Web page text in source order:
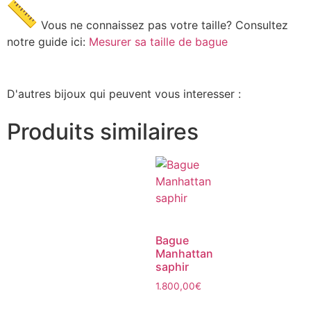
Vous ne connaissez pas votre taille? Consultez
notre guide ici: Mesurer sa taille de bague
D'autres bijoux qui peuvent vous interesser :
Produits similaires
Bague
Manhattan
saphir
1.800,00€